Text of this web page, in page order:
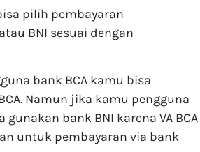
pilih pembayaran
BNI sesuai dengan
bank BCA kamu bisa
Namun jika kamu pengguna
gunakan bank BNI karena VA BCA
untuk pembayaran via bank